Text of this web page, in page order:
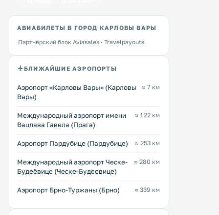
АВИАБИЛЕТЫ В ГОРОД КАРЛОВЫ ВАРЫ
Партнёрский блок Aviasales · Travelpayouts.
БЛИЖАЙШИЕ АЭРОПОРТЫ
Аэропорт «Карловы Вары» (Карловы
Вары)
≈ 7 км
Международный аэропорт имени
Вацлава Гавела (Прага)
≈ 122 км
Аэропорт Пардубице (Пардубице) ≈ 253 км
Международный аэропорт Ческе-
Будеёвице (Ческе-Будеевице)
≈ 280 км
Аэропорт Брно-Туржаны (Брно) ≈ 339 км